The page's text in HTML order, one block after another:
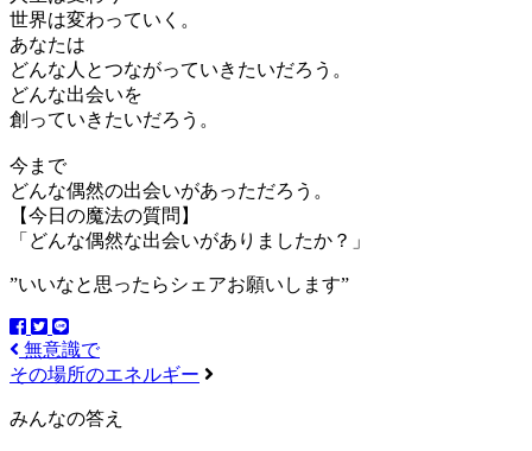
世界は変わっていく。
あなたは
どんな人とつながっていきたいだろう。
どんな出会いを
創っていきたいだろう。
今まで
どんな偶然の出会いがあっただろう。
【今日の魔法の質問】
「どんな偶然な出会いがありましたか？」
”いいなと思ったらシェアお願いします”
無意識で
その場所のエネルギー
みんなの答え